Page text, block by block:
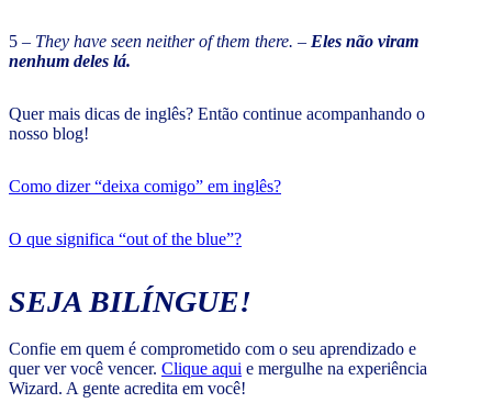
5 – They have seen neither of them there. – Eles não viram
nenhum deles lá.
Quer mais dicas de inglês? Então continue acompanhando o
nosso blog!
Como dizer “deixa comigo” em inglês?
O que significa “out of the blue”?
SEJA BILÍNGUE!
Confie em quem é comprometido com o seu aprendizado e
quer ver você vencer. Clique aqui e mergulhe na experiência
Wizard. A gente acredita em você!